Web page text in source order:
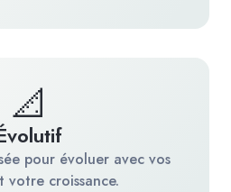
📐
pour évoluer avec vos
votre croissance.